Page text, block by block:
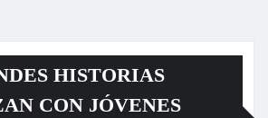
HISTORIAS
CON JÓVENES